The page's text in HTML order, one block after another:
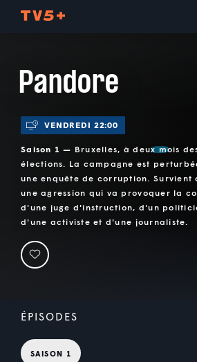
Pandore
VENDREDI 22:00
Saison 1 — Bruxelles, à deux mois
élections. La campagne est
une enquête de corruption. Survient
une agression qui va provoquer la
d'une juge d'instruction, d'un
d'une activiste et d'une journaliste.
ÉPISODES
SAISON 1